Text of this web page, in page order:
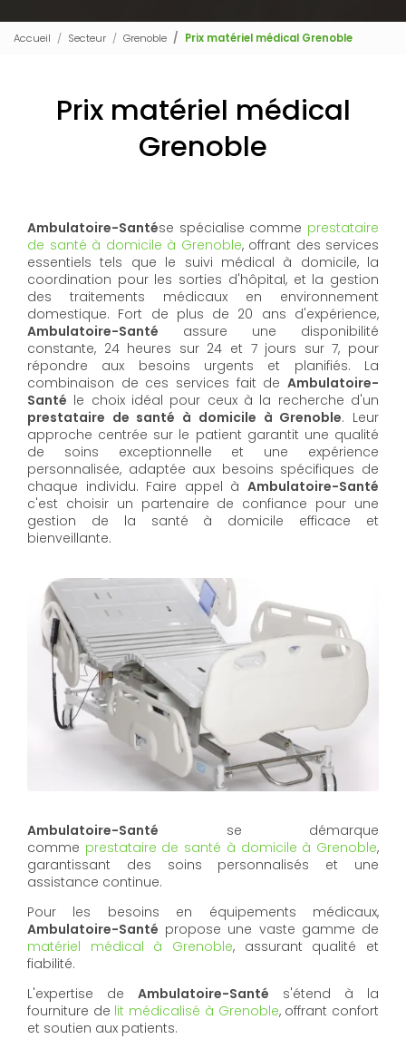
Accueil Secteur Grenoble Prix matériel médical Grenoble
Prix matériel médical
Grenoble
Ambulatoire-Santése spécialise comme prestataire
de santé à domicile à Grenoble, offrant des services
essentiels tels que le suivi médical à domicile, la
coordination pour les sorties d'hôpital, et la gestion
des traitements médicaux en environnement
domestique. Fort de plus de 20 ans d'expérience,
Ambulatoire-Santé assure une disponibilité
constante, 24 heures sur 24 et 7 jours sur 7, pour
répondre aux besoins urgents et planifiés. La
combinaison de ces services fait de Ambulatoire-
Santé le choix idéal pour ceux à la recherche d'un
prestataire de santé à domicile à Grenoble. Leur
approche centrée sur le patient garantit une qualité
de soins exceptionnelle et une expérience
personnalisée, adaptée aux besoins spécifiques de
chaque individu. Faire appel à Ambulatoire-Santé
c'est choisir un partenaire de confiance pour une
gestion de la santé à domicile efficace et
bienveillante.
Ambulatoire-Santé se démarque
comme prestataire de santé à domicile à Grenoble,
garantissant des soins personnalisés et une
assistance continue.
Pour les besoins en équipements médicaux,
Ambulatoire-Santé propose une vaste gamme de
matériel médical à Grenoble, assurant qualité et
fiabilité.
L'expertise de Ambulatoire-Santé s'étend à la
fourniture de lit médicalisé à Grenoble, offrant confort
et soutien aux patients.